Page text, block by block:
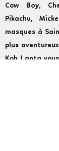
Cow Boy,
Pikachu,
masques à
plus
Koh Lanta